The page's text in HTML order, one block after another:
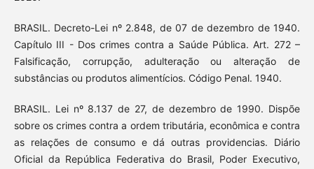
BRASIL. Decreto-Lei nº 2.848, de 07 de dezembro de 1940.
Capítulo III - Dos crimes contra a Saúde Pública. Art. 272 –
Falsificação, corrupção, adulteração ou alteração de
substâncias ou produtos alimentícios. Código Penal. 1940.
BRASIL. Lei nº 8.137 de 27, de dezembro de 1990. Dispõe
sobre os crimes contra a ordem tributária, econômica e contra
as relações de consumo e dá outras providencias. Diário
Oficial da República Federativa do Brasil, Poder Executivo,